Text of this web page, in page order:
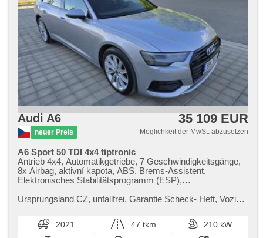
Audi A6
neuer Preis
35 109 EUR
Möglichkeit der MwSt. abzusetzen
A6 Sport 50 TDI 4x4 tiptronic
Antrieb 4x4, Automatikgetriebe, 7 Geschwindigkeitsgänge,
8x Airbag, aktivní kapota, ABS, Brems-Assistent,
Elektronisches Stabilitätsprogramm (ESP),
(HSA), Uhr Spur, asistent změny jízdního pruhu,
Klimaanlage, Klimaautomatik, Tempomat, LED adaptivní
světlomety, LED denní svícení, Alufelgen, erfüllt 'EURO VI',
Ursprungsland CZ,​ unfallfrei,​ Garantie Scheck​- Heft,​ Vozidlo
nájezd,​ ja...
2021 47 tkm
210 kW